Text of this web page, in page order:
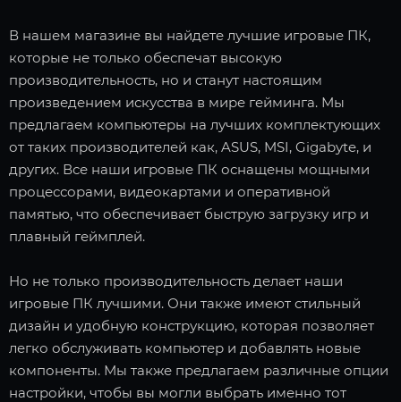
В нашем магазине вы найдете лучшие игровые ПК,
которые не только обеспечат высокую
производительность, но и станут настоящим
произведением искусства в мире гейминга. Мы
предлагаем компьютеры на лучших комплектующих
от таких производителей как, ASUS, MSI, Gigabyte, и
других. Все наши игровые ПК оснащены мощными
процессорами, видеокартами и оперативной
памятью, что обеспечивает быструю загрузку игр и
плавный геймплей.
Но не только производительность делает наши
игровые ПК лучшими. Они также имеют стильный
дизайн и удобную конструкцию, которая позволяет
легко обслуживать компьютер и добавлять новые
компоненты. Мы также предлагаем различные опции
настройки, чтобы вы могли выбрать именно тот